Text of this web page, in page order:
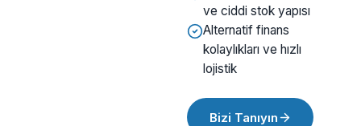
ve ciddi stok yapısı
Alternatif finans
kolaylıkları ve hızlı
lojistik
Bizi Tanıyın